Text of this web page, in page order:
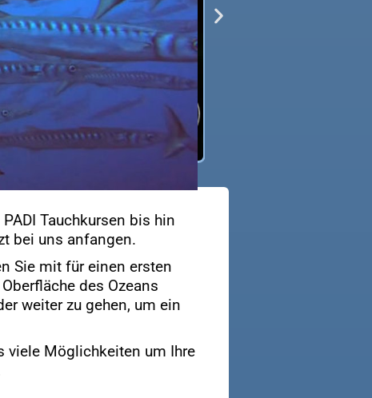
Tauchkursen bis hin
bei uns anfangen.
Sie mit für einen ersten
des Ozeans
weiter zu gehen, um ein
viele Möglichkeiten um Ihre